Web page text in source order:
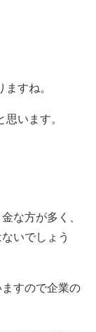
すね。
います。
な方が多く、
いでしょう
すので企業の